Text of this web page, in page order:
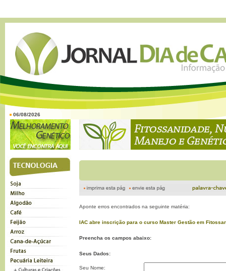
06/08/2026
Aponte erros encontrados na seguinte matéria:
IAC abre inscrição para o curso Master Gestão em
Preencha os campos abaixo:
Seus Dados:
Seu Nome: